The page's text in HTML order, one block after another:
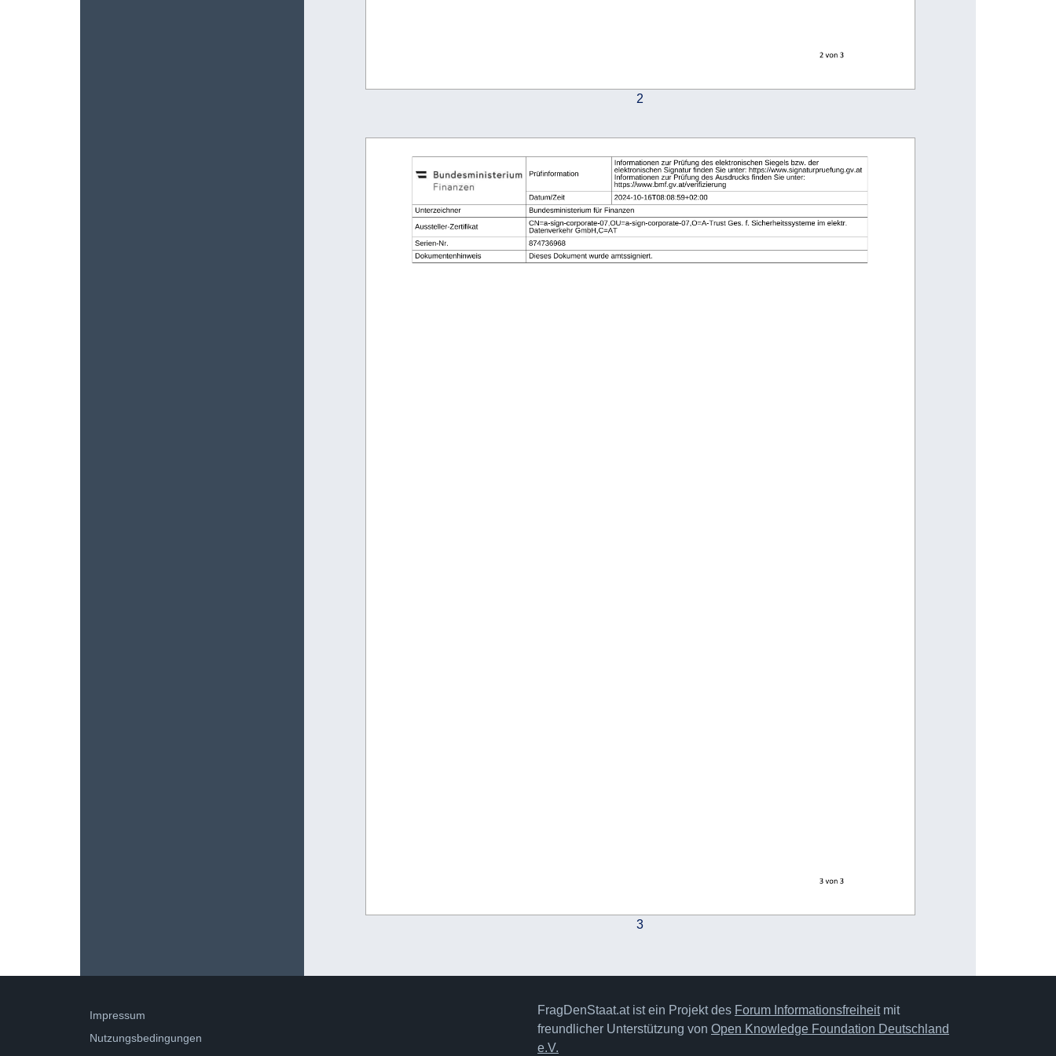
2von 3
2
3 von 3
Prüfinformation
Informationen zur Prüfung des elektronischen Siegels bzw. der
elektronischen Signatur finden Sie unter: https://www.signaturpruefung.gv.at
Informationen zur Prüfung des Ausdrucks finden Sie unter:
https://www.bmf.gv.at/verifizierung
Datum/Zeit
2024-10-16T08:08:59+02:00
Unterzeichner
Bundesministerium für Finanzen
Aussteller-Zertifikat
CN=a-sign-corporate-07,OU=a-sign-corporate-07,O=A-Trust Ges. f. Sicherheitssysteme im elektr.
Datenverkehr GmbH,C=AT
Serien-Nr.
874736968
Dokumentenhinweis
Dieses Dokument wurde amtssigniert.
3
Impressum
Nutzungsbedingungen
FragDenStaat.at ist ein Projekt des Forum Informationsfreiheitmit
freundlicher Unterstützung von Open Knowledge Foundation Deutschland
e.V.